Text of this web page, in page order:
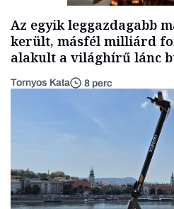
Az egyik leggazdagabb
került, másfél milliárd
alakult a világhírű lánc
Tornyos Kata 8 perc